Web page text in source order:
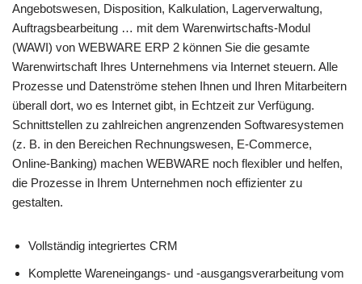
Angebotswesen, Disposition, Kalkulation, Lagerverwaltung,
Auftragsbearbeitung … mit dem Warenwirtschafts-Modul
(WAWI) von WEBWARE ERP 2 können Sie die gesamte
Warenwirtschaft Ihres Unternehmens via Internet steuern. Alle
Prozesse und Datenströme stehen Ihnen und Ihren Mitarbeitern
überall dort, wo es Internet gibt, in Echtzeit zur Verfügung.
Schnittstellen zu zahlreichen angrenzenden Softwaresystemen
(z. B. in den Bereichen Rechnungswesen, E-Commerce,
Online-Banking) machen WEBWARE noch flexibler und helfen,
die Prozesse in Ihrem Unternehmen noch effizienter zu
gestalten.
Vollständig integriertes CRM
Komplette Wareneingangs- und -ausgangsverarbeitung vom